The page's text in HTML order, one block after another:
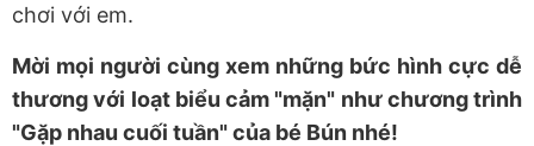
chơi với em.
Mời mọi người cùng xem những bức hình cực dễ
thương với loạt biểu cảm "mặn" như chương trình
"Gặp nhau cuối tuần" của bé Bún nhé!